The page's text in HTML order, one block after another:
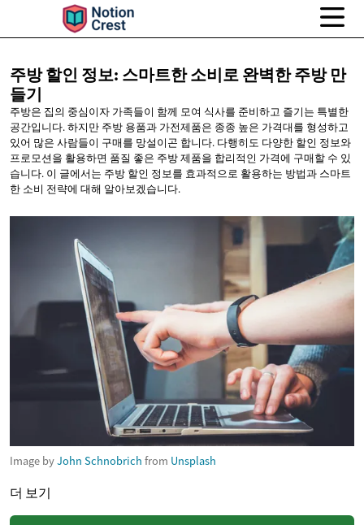
주방 할인 정보: 스마트한 소비로 완벽한주방 만
들기
주방은 집의 중심이자 가족들이 함께 모여 식사를 준비하고 즐기는 특별한
공간입니다. 하지만 주방 용품과 가전제품은 종종 높은 가격대를 형성하고
있어 많은 사람들이 구매를 망설이곤 합니다. 다행히도 다양한 할인 정보와
프로모션을 활용하면 품질 좋은 주방 제품을 합리적인 가격에 구매할 수 있
습니다. 이 글에서는 주방 할인 정보를 효과적으로 활용하는 방법과 스마트
한 소비 전략에 대해 알아보겠습니다.
Image byJohn Schnobrich from Unsplash
더 보기